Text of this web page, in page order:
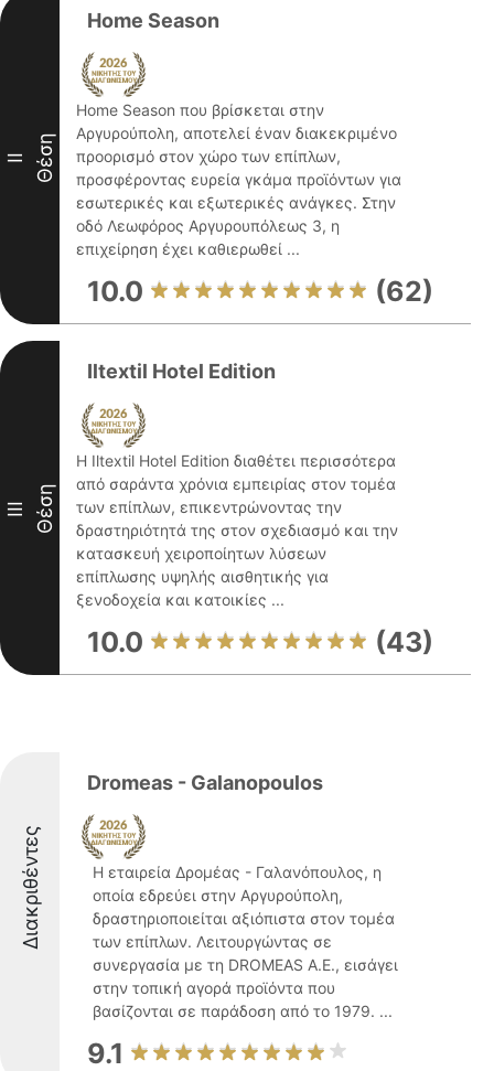
II Θέση
Home Season
Home Season που βρίσκεται στην
Αργυρούπολη, αποτελεί έναν διακεκριμένο
προορισμό στον χώρο των επίπλων,
προσφέροντας ευρεία γκάμα προϊόντων για
εσωτερικές και εξωτερικές ανάγκες. Στην
οδό Λεωφόρος Αργυρουπόλεως 3, η
επιχείρηση έχει καθιερωθεί ...
10.0 (62)
III Θέση
Iltextil Hotel Edition
Η Iltextil Hotel Edition διαθέτει περισσότερα
από σαράντα χρόνια εμπειρίας στον τομέα
των επίπλων, επικεντρώνοντας την
δραστηριότητά της στον σχεδιασμό και την
κατασκευή χειροποίητων λύσεων
επίπλωσης υψηλής αισθητικής για
ξενοδοχεία και κατοικίες ...
10.0 (43)
Διακριθέντες
Dromeas - Galanopoulos
Η εταιρεία Δρομέας - Γαλανόπουλος, η
οποία εδρεύει στην Αργυρούπολη,
δραστηριοποιείται αξιόπιστα στον τομέα
των επίπλων. Λειτουργώντας σε
συνεργασία με τη DROMEAS Α.Ε., εισάγει
στην τοπική αγορά προϊόντα που
βασίζονται σε παράδοση από το 1979. ...
9.1